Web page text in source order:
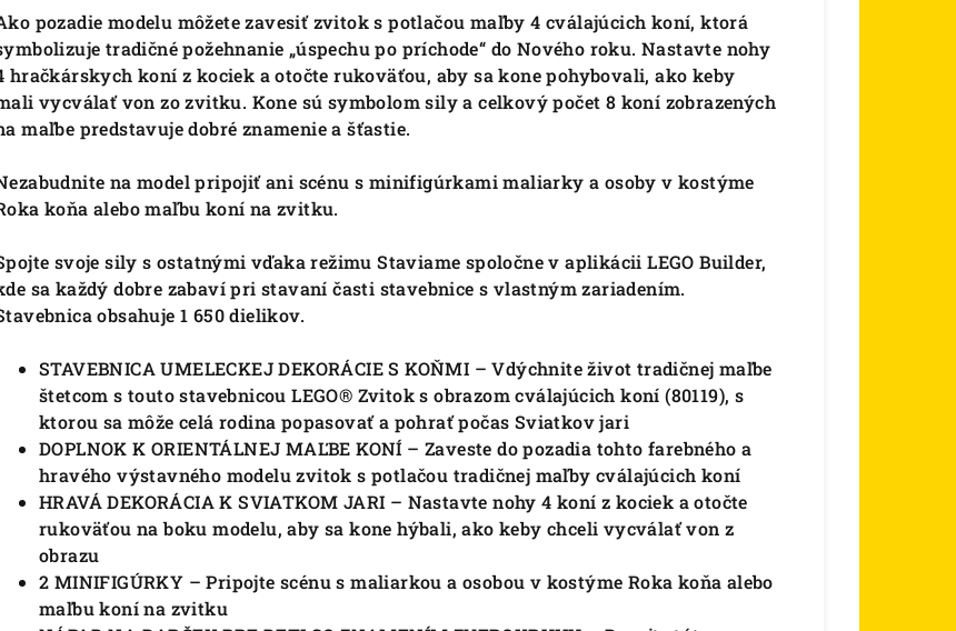
pozadie modelu môžete zavesiť zvitok s potlačou maľby 4 cválajúcich koní, ktorá
tradičné požehnanie „úspechu po príchode“ do Nového roku. Nastavte nohy
hračkárskych koní z kociek a otočte rukoväťou, aby sa kone pohybovali, ako keby
vycválať von zo zvitku. Kone sú symbolom sily a celkový počet 8 koní zobrazených
maľbe predstavuje dobré znamenie a šťastie.
na model pripojiť ani scénu s minifigúrkami maliarky a osoby v kostýme
koňa alebo maľbu koní na zvitku.
svoje sily s ostatnými vďaka režimu Staviame spoločne v aplikácii LEGO Builder,
sa každý dobre zabaví pri stavaní časti stavebnice s vlastným zariadením.
obsahuje 1 650 dielikov.
STAVEBNICA UMELECKEJ DEKORÁCIE S KOŇMI – Vdýchnite život tradičnej maľbe
štetcom s touto stavebnicou LEGO® Zvitok s obrazom cválajúcich koní (80119), s
ktorou sa môže celá rodina popasovať a pohrať počas Sviatkov jari
DOPLNOK K ORIENTÁLNEJ MAĽBE KONÍ – Zaveste do pozadia tohto farebného a
hravého výstavného modelu zvitok s potlačou tradičnej maľby cválajúcich koní
HRAVÁ DEKORÁCIA K SVIATKOM JARI – Nastavte nohy 4 koní z kociek a otočte
rukoväťou na boku modelu, aby sa kone hýbali, ako keby chceli vycválať von z
obrazu
2 MINIFIGÚRKY – Pripojte scénu s maliarkou a osobou v kostýme Roka koňa alebo
maľbu koní na zvitku